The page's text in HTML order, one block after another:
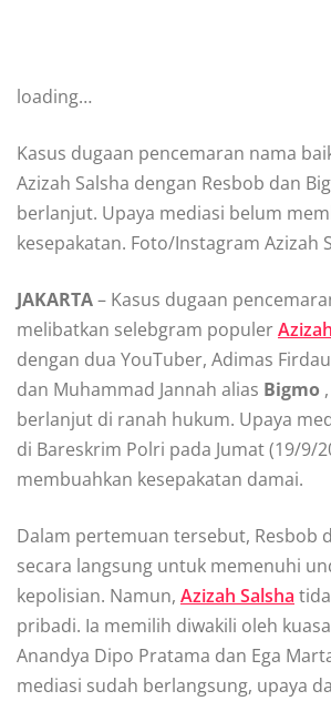
loading…
Kasus dugaan pencemaran nama
Azizah Salsha dengan Resbob dan
berlanjut. Upaya mediasi belum
kesepakatan. Foto/Instagram Azizah
JAKARTA– Kasus dugaan
melibatkan selebgram populer
dengan dua YouTuber, Adimas
dan Muhammad Jannah alias Bigmo
berlanjut di ranah hukum. Upaya
di Bareskrim Polri pada Jumat (19/9/
membuahkan kesepakatan damai.
Dalam pertemuan tersebut, Resbob
secara langsung untuk memenuhi
kepolisian. Namun, Azizah Salsha
pribadi. Ia memilih diwakili oleh
Anandya Dipo Pratama dan Ega
mediasi sudah berlangsung, upaya